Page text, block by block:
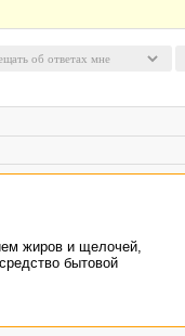
жиров и щелочей,
бытовой